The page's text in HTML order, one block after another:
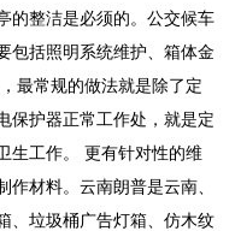
的整洁是必须的。公交候车
包括照明系统维护、箱体金
最常规的做法就是除了定
保护器正常工作处，就是定
生工作。 更有针对性的维
材料。云南朗普是云南、
、垃圾桶广告灯箱、仿木纹